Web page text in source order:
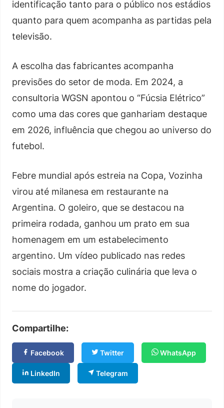
identificação tanto para o público nos estádios
quanto para quem acompanha as partidas pela
televisão.
A escolha das fabricantes acompanha
previsões do setor de moda. Em 2024, a
consultoria WGSN apontou o “Fúcsia Elétrico”
como uma das cores que ganhariam destaque
em 2026, influência que chegou ao universo do
futebol.
Febre mundial após estreia na Copa, Vozinha
virou até milanesa em restaurante na
Argentina. O goleiro, que se destacou na
primeira rodada, ganhou um prato em sua
homenagem em um estabelecimento
argentino. Um vídeo publicado nas redes
sociais mostra a criação culinária que leva o
nome do jogador.
Compartilhe:
Facebook Twitter WhatsApp
LinkedIn Telegram